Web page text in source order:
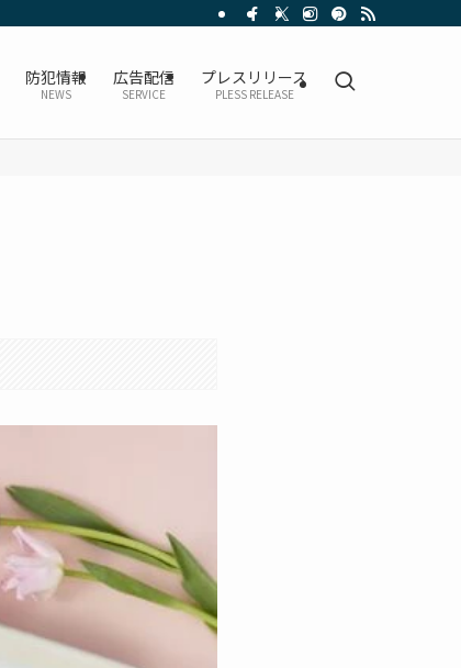
防犯情報
NEWS
広告配信
SERVICE
プレスリリース
PLESS RELEASE